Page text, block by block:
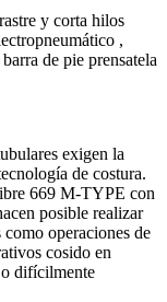
y corta hilos
,
de pie prensatela
exigen la
de costura.
669 M-TYPE con
posible realizar
operaciones de
cosido en
difícilmente